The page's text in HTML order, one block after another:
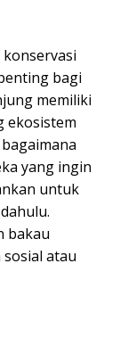
bagi
memiliki
ekosistem
yang ingin
untuk
bakau
atau